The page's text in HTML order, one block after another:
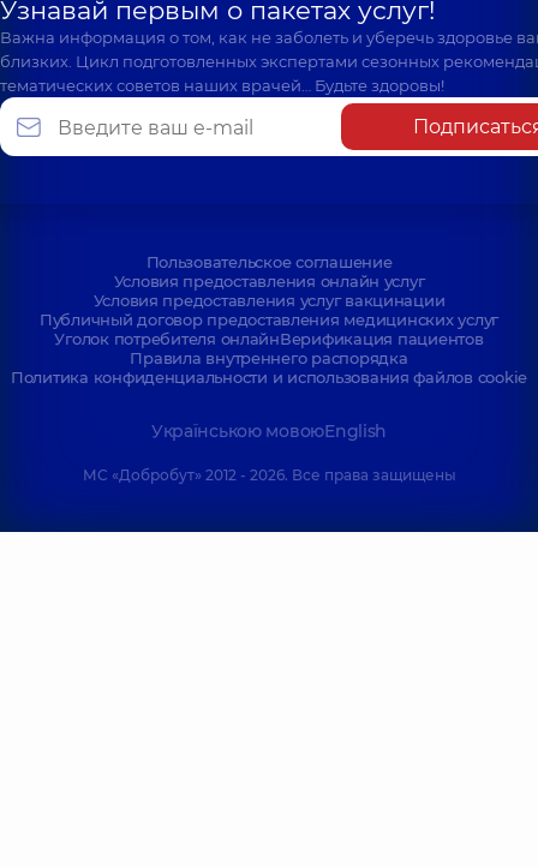
Узнавай первым о пакетах услуг!
Важна информация о том, как не заболеть и уберечь здоровье
близких. Цикл подготовленных экспертами сезонных
тематических советов наших врачей… Будьте здоровы!
Пользовательское соглашение
Условия предоставления онлайн услуг
Условия предоставления услуг вакцинации
Публичный договор предоставления медицинских услуг
Уголок потребителя онлайнВерификация пациентов
Правила внутреннего распорядка
Политика конфиденциальности и использования файлов cookie
Українською мовоюEnglish
МС «Добробут» 2012 - 2026. Все права защищены